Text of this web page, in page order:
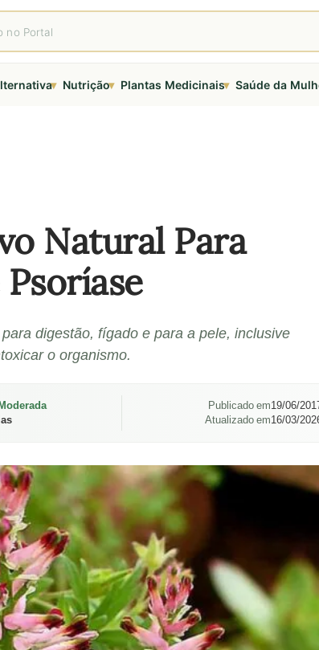
▾ Nutrição▾ Plantas Medicinais▾ Saúde da
Natural Para
digestão, fígado e para a pele, inclusive
o organismo.
Publicado em19/06/
Atualizado em16/03/